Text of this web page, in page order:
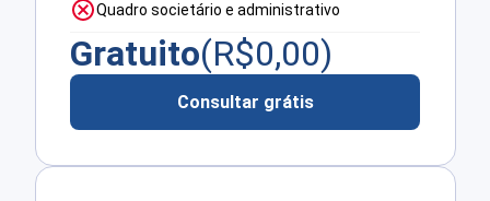
Quadro societário e administrativo
Gratuito(R$0,00)
Consultar grátis